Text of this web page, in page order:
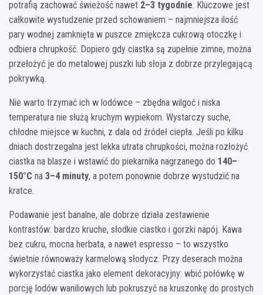
potrafią zachować świeżość nawet 2–3 tygodnie. Kluczowe jest
całkowite wystudzenie przed schowaniem – najmniejsza ilość
pary wodnej zamknięta w puszce zmiękcza cukrową otoczkę i
odbiera chrupkość. Dopiero gdy ciastka są zupełnie zimne, można
przełożyć je do metalowej puszki lub słoja z dobrze przylegającą
pokrywką.
Nie warto trzymać ich w lodówce – zbędna wilgoć i niska
temperatura nie służą kruchym wypiekom. Wystarczy suche,
chłodne miejsce w kuchni, z dala od źródeł ciepła. Jeśli po kilku
dniach dostrzegalna jest lekka utrata chrupkości, można rozłożyć
ciastka na blasze i wstawić do piekarnika nagrzanego do 140–
150°C na 3–4 minuty, a potem ponownie dobrze wystudzić na
kratce.
Podawanie jest banalne, ale dobrze działa zestawienie
kontrastów: bardzo kruche, słodkie ciastko i gorzki napój. Kawa
bez cukru, mocna herbata, a nawet espresso – to wszystko
świetnie równoważy karmelową słodycz. Przy deserach można
wykorzystać ciastka jako element dekoracyjny: wbić połówkę w
porcję lodów waniliowych lub pokruszyć na kruszonkę do prostych